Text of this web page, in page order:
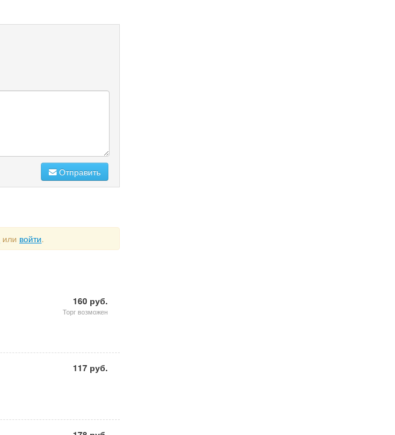
Отправить
или войти.
160 руб.
Торг возможен
117 руб.